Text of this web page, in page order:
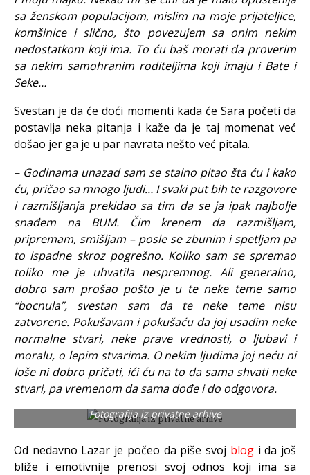
sa ženskom populacijom, mislim na moje prijateljice,
komšinice i slično, što povezujem sa onim nekim
nedostatkom koji ima. To ću baš morati da proverim
sa nekim samohranim roditeljima koji imaju i Bate i
Seke…
Svestan je da će doći momenti kada će Sara početi da
postavlja neka pitanja i kaže da je taj momenat već
došao jer ga je u par navrata nešto već pitala.
– Godinama unazad sam se stalno pitao šta ću i kako
ću, pričao sa mnogo ljudi… I svaki put bih te razgovore
i razmišljanja prekidao sa tim da se ja ipak najbolje
snađem na BUM. Čim krenem da razmišljam,
pripremam, smišljam – posle se zbunim i spetljam pa
to ispadne skroz pogrešno. Koliko sam se spremao
toliko me je uhvatila nespremnog. Ali generalno,
dobro sam prošao pošto je u te neke teme samo
“bocnula”, svestan sam da te neke teme nisu
zatvorene. Pokušavam i pokušaću da joj usadim neke
normalne stvari, neke prave vrednosti, o ljubavi i
moralu, o lepim stvarima. O nekim ljudima joj neću ni
loše ni dobro pričati, ići ću na to da sama shvati neke
stvari, pa vremenom da sama dođe i do odgovora.
Fotografija iz privatne arhive
Od nedavno Lazar je počeo da piše svoj blog i da još
bliže i emotivnije prenosi svoj odnos koji ima sa